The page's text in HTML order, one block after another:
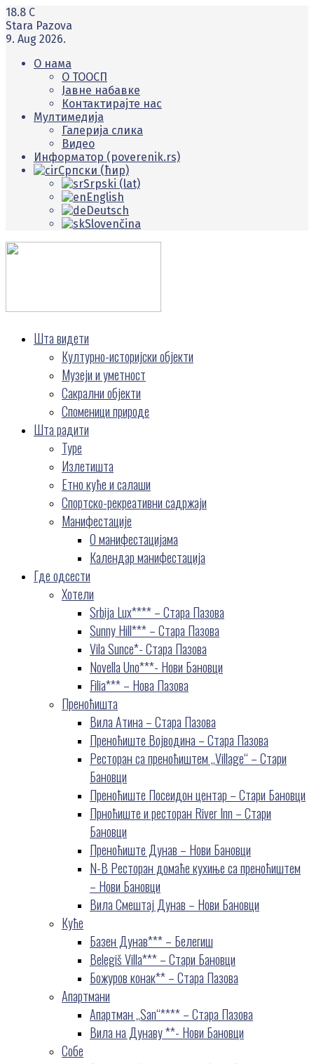
18.8 C
Stara Pazova
9. Aug 2026.
О нама
O ТООСП
Јавне набавке
Контактирајте нас
Мултимедија
Галерија слика
Видео
Информатор (poverenik.rs)
Српски (ћир)
Srpski (lat)
English
Deutsch
Slovenčina
Шта видети
Културно-историјски објекти
Музеји и уметност
Сакрални објекти
Споменици природе
Шта радити
Туре
Излетишта
Етно куће и салаши
Спортско-рекреативни садржаји
Манифестације
О манифестацијама
Календар манифестација
Где одсести
Хотели
Srbija Lux**** – Стара Пазова
Sunny Hill*** – Стара Пазова
Vila Sunce*- Стара Пазова
Novella Uno***- Нови Бановци
Filia*** – Нова Пазова
Преноћишта
Вила Атина – Стара Пазова
Преноћиште Војводина – Стара Пазова
Ресторан са преноћиштем „Village“ – Стари
Бановци
Преноћиште Посеидон центар – Стари Бановци
Прноћиште и ресторан River Inn – Стари
Бановци
Преноћиште Дунав – Нови Бановци
N-B Ресторан домаће кухиње са преноћиштем
– Нови Бановци
Вила Смештај Дунав – Нови Бановци
Куће
Базен Дунав*** – Белегиш
Belegiš Villa*** – Стари Бановци
Божуров конак** – Стара Пазова
Апартмани
Апартман „San“**** – Стара Пазова
Вила на Дунаву **- Нови Бановци
Собе